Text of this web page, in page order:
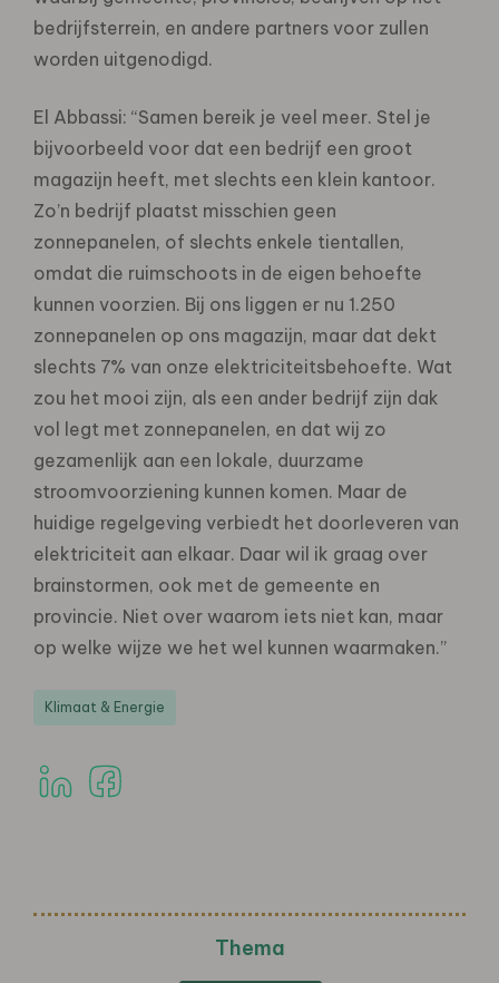
bedrijfsterrein, en andere partners voor zullen
worden uitgenodigd.
El Abbassi: “Samen bereik je veel meer. Stel je
bijvoorbeeld voor dat een bedrijf een groot
magazijn heeft, met slechts een klein kantoor.
Zo’n bedrijf plaatst misschien geen
zonnepanelen, of slechts enkele tientallen,
omdat die ruimschoots in de eigen behoefte
kunnen voorzien. Bij ons liggen er nu 1.250
zonnepanelen op ons magazijn, maar dat dekt
slechts 7% van onze elektriciteitsbehoefte. Wat
zou het mooi zijn, als een ander bedrijf zijn dak
vol legt met zonnepanelen, en dat wij zo
gezamenlijk aan een lokale, duurzame
stroomvoorziening kunnen komen. Maar de
huidige regelgeving verbiedt het doorleveren van
elektriciteit aan elkaar. Daar wil ik graag over
brainstormen, ook met de gemeente en
provincie. Niet over waarom iets niet kan, maar
op welke wijze we het wel kunnen waarmaken.”
Klimaat & Energie
Thema